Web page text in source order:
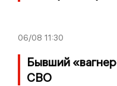
06/08 11:30
Бывший
СВО